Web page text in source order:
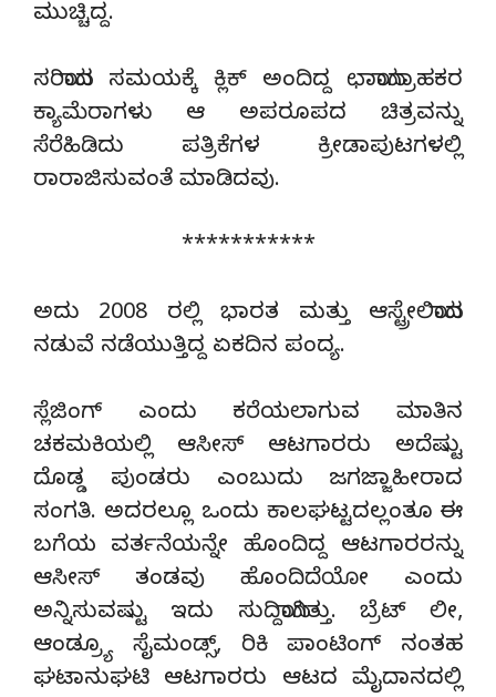
ಮುಚ್ಚಿದ್ದ.
ಸರಿಯಾದ ಸಮಯಕ್ಕೆ ಕ್ಲಿಕ್ ಅಂದಿದ್ದ ಛಾಯಾಗ್ರಾಹಕರ
ಕ್ಯಾಮೆರಾಗಳು ಆ ಅಪರೂಪದ ಚಿತ್ರವನ್ನು
ಸೆರೆಹಿಡಿದು ಪತ್ರಿಕೆಗಳ ಕ್ರೀಡಾಪುಟಗಳಲ್ಲಿ
ರಾರಾಜಿಸುವಂತೆ ಮಾಡಿದವು.
***********
ಅದು 2008 ರಲ್ಲಿ ಭಾರತ ಮತ್ತು ಆಸ್ಟ್ರೇಲಿಯಾದ
ನಡುವೆ ನಡೆಯುತ್ತಿದ್ದ ಏಕದಿನ ಪಂದ್ಯ.
ಸ್ಲೆಜಿಂಗ್ ಎಂದು ಕರೆಯಲಾಗುವ ಮಾತಿನ
ಚಕಮಕಿಯಲ್ಲಿ ಆಸೀಸ್ ಆಟಗಾರರು ಅದೆಷ್ಟು
ದೊಡ್ಡ ಪುಂಡರು ಎಂಬುದು ಜಗಜ್ಜಾಹೀರಾದ
ಸಂಗತಿ. ಅದರಲ್ಲೂ ಒಂದು ಕಾಲಘಟ್ಟದಲ್ಲಂತೂ ಈ
ಬಗೆಯ ವರ್ತನೆಯನ್ನೇ ಹೊಂದಿದ್ದ ಆಟಗಾರರನ್ನು
ಆಸೀಸ್ ತಂಡವು ಹೊಂದಿದೆಯೋ ಎಂದು
ಅನ್ನಿಸುವಷ್ಟು ಇದು ಸುದ್ದಿಯಾಗಿತ್ತು. ಬ್ರೆಟ್ ಲೀ,
ಆಂಡ್ರ್ಯೂ ಸೈಮಂಡ್ಸ್, ರಿಕಿ ಪಾಂಟಿಂಗ್ ನಂತಹ
ಘಟಾನುಘಟಿ ಆಟಗಾರರು ಆಟದ ಮೈದಾನದಲ್ಲಿ